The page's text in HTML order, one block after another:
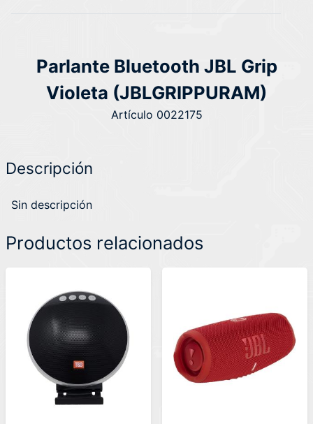
Parlante Bluetooth JBL Grip
Violeta (JBLGRIPPURAM)
Artículo 0022175
Descripción
Sin descripción
Productos relacionados